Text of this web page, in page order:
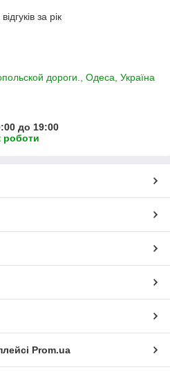
за рік
дороги., Одеса, Україна
до 19:00
роботи
Prom.ua